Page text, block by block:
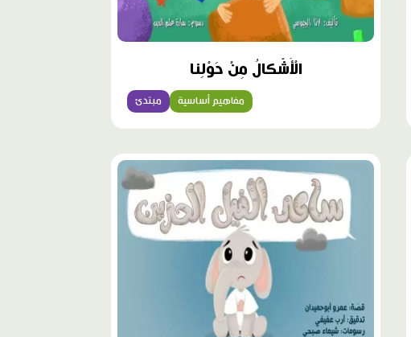
الْأَشْكالُ مِنْ حَوْلِنا
مبتدئ مفاهيم أساسية